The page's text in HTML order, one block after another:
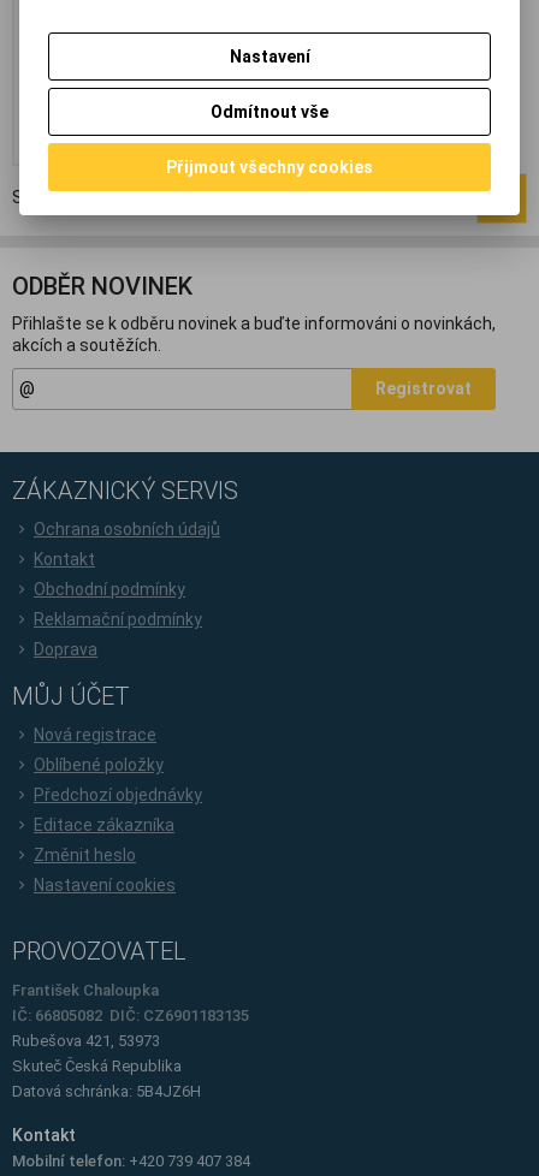
137,80 Kč(5,839 EUR)(Vaše cena
bez DPH:)
Přidat do košíku
Strana1z1Celkem1záznamů
ODBĚR NOVINEK
Přihlašte se k odběru novinek a buďte informováni o novinkách,
akcích a soutěžích.
Registrovat
ZÁKAZNICKÝ SERVIS
Ochrana osobních údajů
Kontakt
Obchodní podmínky
Reklamační podmínky
Doprava
MŮJ ÚČET
Nová registrace
Oblíbené položky
Předchozí objednávky
Editace zákazníka
Změnit heslo
Nastavení cookies
PROVOZOVATEL
František Chaloupka
IČ: 66805082 DIČ: CZ6901183135
Rubešova 421, 53973
Skuteč Česká Republika
Datová schránka: 5B4JZ6H
Kontakt
Mobilní telefon: +420 739 407 384
Nastavení
Odmítnout vše
Přijmout všechny cookies